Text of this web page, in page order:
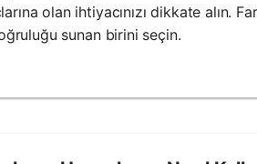
olan ihtiyacınızı dikkate alın.
sunan birini seçin.